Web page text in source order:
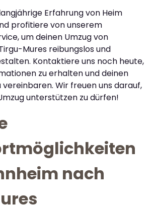
Erfahrung von Heim
profitiere von unserem
um deinen Umzug von
Mures reibungslos und
Kontaktiere uns noch heute,
zu erhalten und deinen
vereinbaren. Wir freuen uns darauf,
unterstützen zu dürfen!
nach